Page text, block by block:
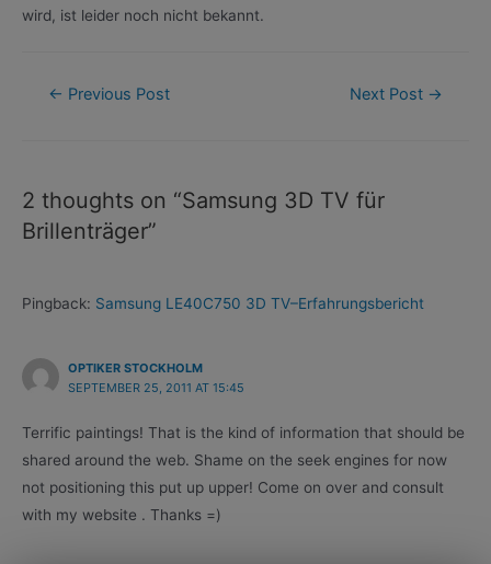
wird, ist leider noch nicht bekannt.
Post← Previous Post Next Post →
2 thoughts on “Samsung 3D TV für
Brillenträger”
Pingback: Samsung LE40C750 3D TV–Erfahrungsbericht
OPTIKER STOCKHOLM
SEPTEMBER 25, 2011 AT 15:45
Terrific paintings! That is the kind of information that should be
shared around the web. Shame on the seek engines for now
not positioning this put up upper! Come on over and consult
with my website . Thanks =)